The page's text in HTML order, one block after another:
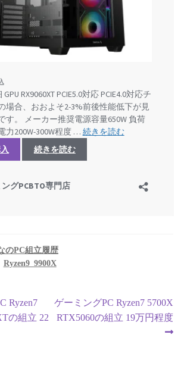
のPC組立履歴
Ryzen9_9900X
Ryzen7
の組立 22
次
の
ゲーミングPC Ryzen7 5700X
RTX5060の組立 19万円程度